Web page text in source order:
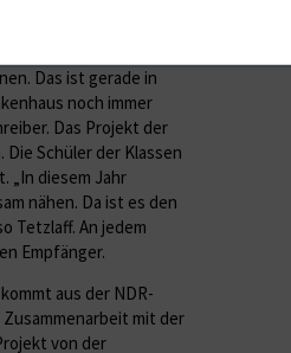
es Menschen gibt,
Kissen sehr zu
Das ist gerade in
noch immer
Das Projekt der
Schüler der Klassen
„In diesem Jahr
nähen. Da ist es den
Tetzlaff. An jedem
Empfänger.
aus der NDR-
mit der
von der